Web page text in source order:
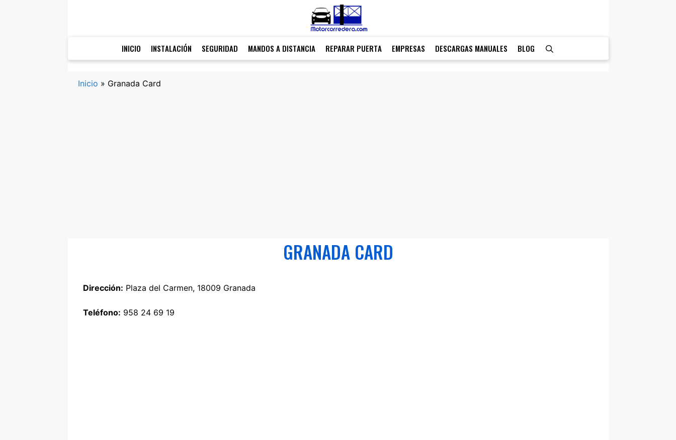
INICIO INSTALACIÓN SEGURIDAD MANDOS A DISTANCIA REPARAR PUERTA EMPRESAS DESCARGAS MANUALES BLOG
Inicio » Granada Card
GRANADA CARD
Dirección: Plaza del Carmen, 18009 Granada
Teléfono: 958 24 69 19